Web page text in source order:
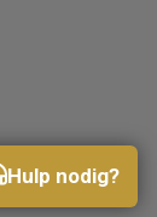
Hulp nodig?